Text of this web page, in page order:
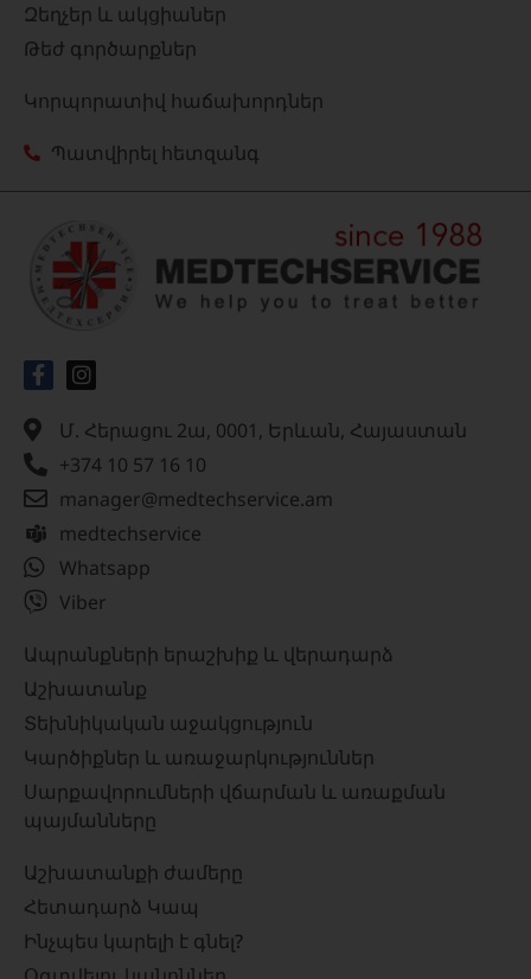
Զեղչեր և ակցիաներ
Թեժ գործարքներ
Կորպորատիվ հաճախորդներ
Պատվիրել հետզանգ
Մ. Հերացու 2ա, 0001, Երևան, Հայաստան
+374 10 57 16 10
manager@medtechservice.am
medtechservice
Whatsapp
Viber
Ապրանքների երաշխիք և վերադարձ
Աշխատանք
Տեխնիկական աջակցություն
Կարծիքներ և առաջարկություններ
Սարքավորումների վճարման և առաքման
պայմանները
Աշխատանքի ժամերը
Հետադարձ Կապ
Ինչպես կարելի է գնել?